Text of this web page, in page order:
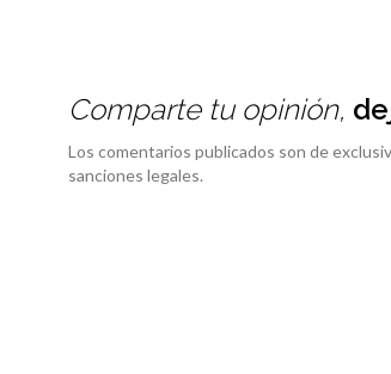
Comparte tu opinión,
Los comentarios publicados son de
sanciones legales.